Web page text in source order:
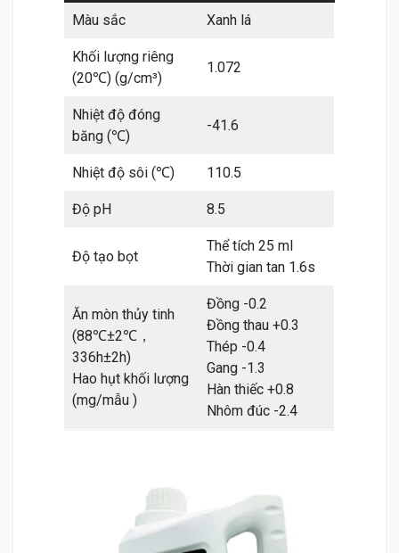
Màu sắc Xanh lá
Khối lượng riêng
(20℃) (g/cm³)
1.072
Nhiệt độ đóng
băng (℃)
-41.6
Nhiệt độ sôi (℃) 110.5
Độ pH 8.5
Độ tạo bọt
Thể tích 25 ml
Thời gian tan 1.6s
Ăn mòn thủy tinh
(88℃±2℃，
336h±2h)
Hao hụt khối lượng
(mg/mẫu )
Đồng -0.2
Đồng thau +0.3
Thép -0.4
Gang -1.3
Hàn thiếc +0.8
Nhôm đúc -2.4